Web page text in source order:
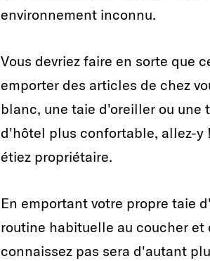
environnement inconnu.
Vous devriez faire en sorte que
emporter des articles de chez
blanc, une taie d'oreiller ou une
d'hôtel plus confortable, allez-y
étiez propriétaire.
En emportant votre propre taie
routine habituelle au coucher
connaissez pas sera d'autant